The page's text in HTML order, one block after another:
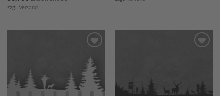
zzgl. Versand
Merkzettel
hinzufügen